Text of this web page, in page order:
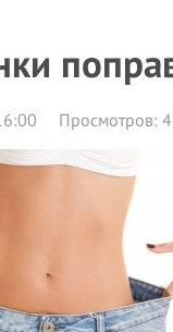
Просмотров: